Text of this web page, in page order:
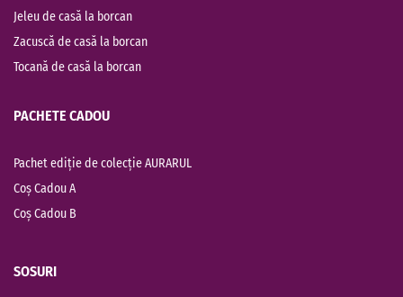
Jeleu de casă la borcan
Zacuscă de casă la borcan
Tocană de casă la borcan
PACHETE CADOU
Pachet ediție de colecție AURARUL
Coș Cadou A
Coș Cadou B
SOSURI